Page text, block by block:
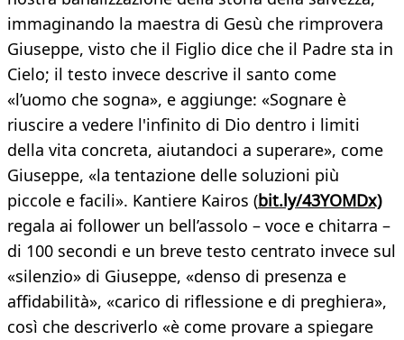
immaginando la maestra di Gesù che rimprovera
Giuseppe, visto che il Figlio dice che il Padre sta in
Cielo; il testo invece descrive il santo come
«l’uomo che sogna», e aggiunge: «Sognare è
riuscire a vedere l'infinito di Dio dentro i limiti
della vita concreta, aiutandoci a superare», come
Giuseppe, «la tentazione delle soluzioni più
piccole e facili». Kantiere Kairos (bit.ly/43YOMDx)
regala ai follower un bell’assolo – voce e chitarra –
di 100 secondi e un breve testo centrato invece sul
«silenzio» di Giuseppe, «denso di presenza e
affidabilità», «carico di riflessione e di preghiera»,
così che descriverlo «è come provare a spiegare